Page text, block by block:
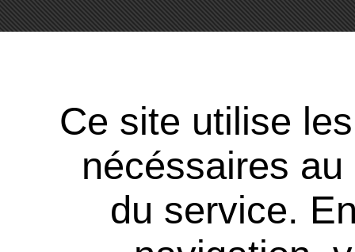
Ce site utilise
nécéssaires
du service.